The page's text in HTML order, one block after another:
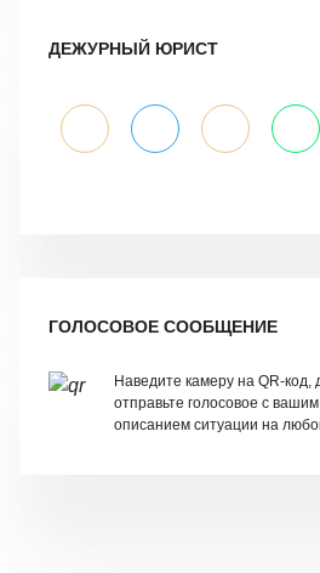
ДЕЖУРНЫЙ ЮРИСТ
ГОЛОСОВОЕ СООБЩЕНИЕ
Наведите камеру на QR-код,
отправьте голосовое с
описанием ситуации на